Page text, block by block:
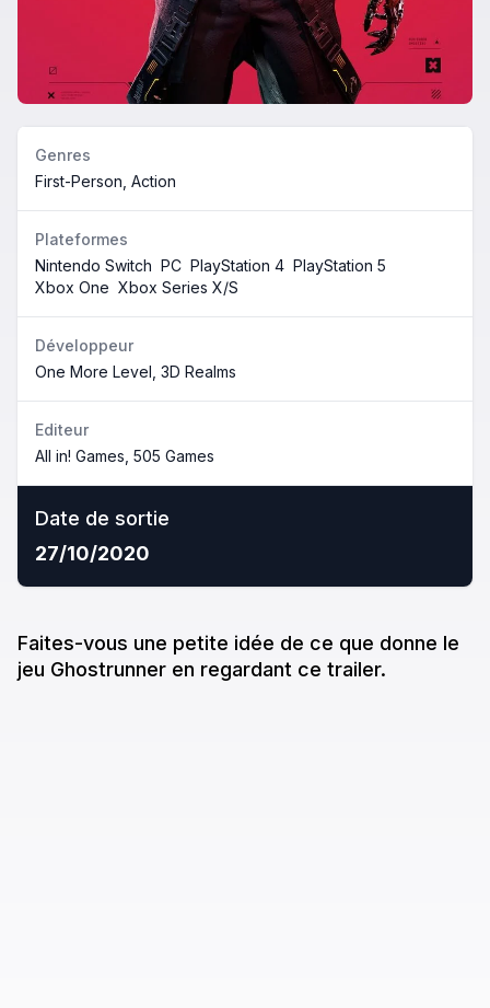
Genres
First-Person, Action
Plateformes
Nintendo Switch PC PlayStation 4 PlayStation 5
Xbox One Xbox Series X/S
Développeur
One More Level, 3D Realms
Editeur
All in! Games, 505 Games
Date de sortie
27/10/2020
Faites-vous une petite idée de ce que donne le
jeu Ghostrunner en regardant ce trailer.